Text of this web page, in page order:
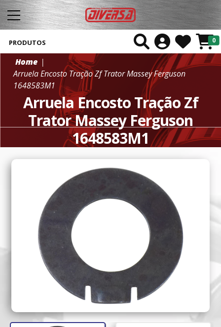
0
PRODUTOS
Home
Arruela Encosto Tração Zf Trator Massey Ferguson
1648583M1
Arruela Encosto Tração Zf
Trator Massey Ferguson
1648583M1